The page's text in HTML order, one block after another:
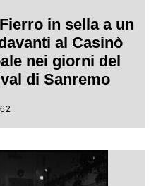
in sella a un
al Casinò
nei giorni del
di Sanremo
a cavallo"